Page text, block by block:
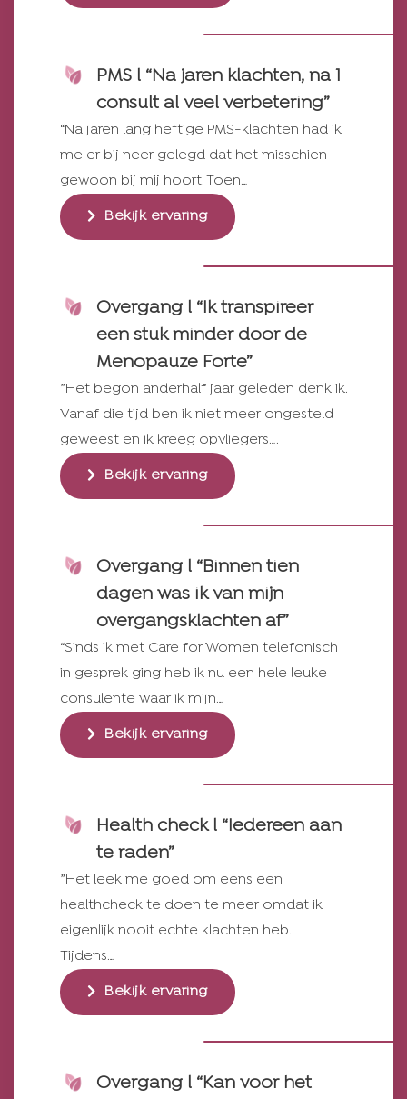
PMS l “Na jaren klachten, na 1
consult al veel verbetering”
“Na jaren lang heftige PMS-klachten had ik
me er bij neer gelegd dat het misschien
gewoon bij mij hoort. Toen…
Bekijk ervaring
Overgang l “Ik transpireer
een stuk minder door de
Menopauze Forte”
”Het begon anderhalf jaar geleden denk ik.
Vanaf die tijd ben ik niet meer ongesteld
geweest en ik kreeg opvliegers….
Bekijk ervaring
Overgang l “Binnen tien
dagen was ik van mijn
overgangsklachten af”
“Sinds ik met Care for Women telefonisch
in gesprek ging heb ik nu een hele leuke
consulente waar ik mijn…
Bekijk ervaring
Health check l “Iedereen aan
te raden”
”Het leek me goed om eens een
healthcheck te doen te meer omdat ik
eigenlijk nooit echte klachten heb.
Tijdens…
Bekijk ervaring
Overgang l “Kan voor het